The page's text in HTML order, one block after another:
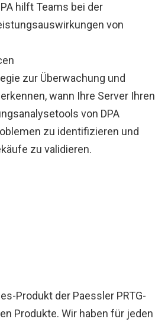
hilft Teams bei der
von
zur Überwachung und
wann Ihre Server Ihren
von DPA
zu identifizieren und
zu validieren.
Produkt der Paessler PRTG-
Produkte. Wir haben für jeden